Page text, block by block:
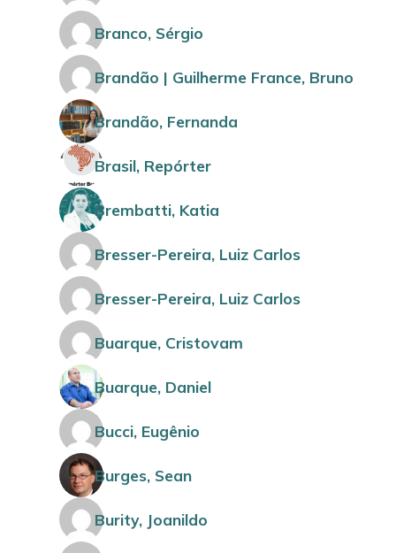
Branco, Sérgio
Brandão | Guilherme France, Bruno
Brandão, Fernanda
Brasil, Repórter
Brembatti, Katia
Bresser-Pereira, Luiz Carlos
Bresser-Pereira, Luiz Carlos
Buarque, Cristovam
Buarque, Daniel
Bucci, Eugênio
Burges, Sean
Burity, Joanildo